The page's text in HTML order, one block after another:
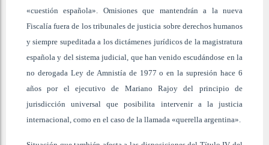
«cuestión española». Omisiones que mantendrán a la nueva
Fiscalía fuera de los tribunales de justicia sobre derechos humanos
y siempre supeditada a los dictámenes jurídicos de la magistratura
española y del sistema judicial, que han venido escudándose en la
no derogada Ley de Amnistía de 1977 o en la supresión hace 6
años por el ejecutivo de Mariano Rajoy del principio de
jurisdicción universal que posibilita intervenir a la justicia
internacional, como en el caso de la llamada «querella argentina».